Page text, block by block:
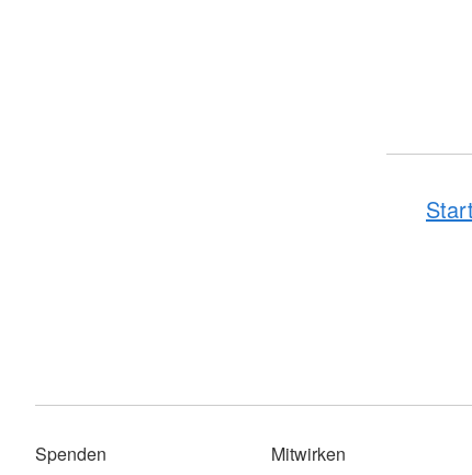
Start
Spenden Mitwirken